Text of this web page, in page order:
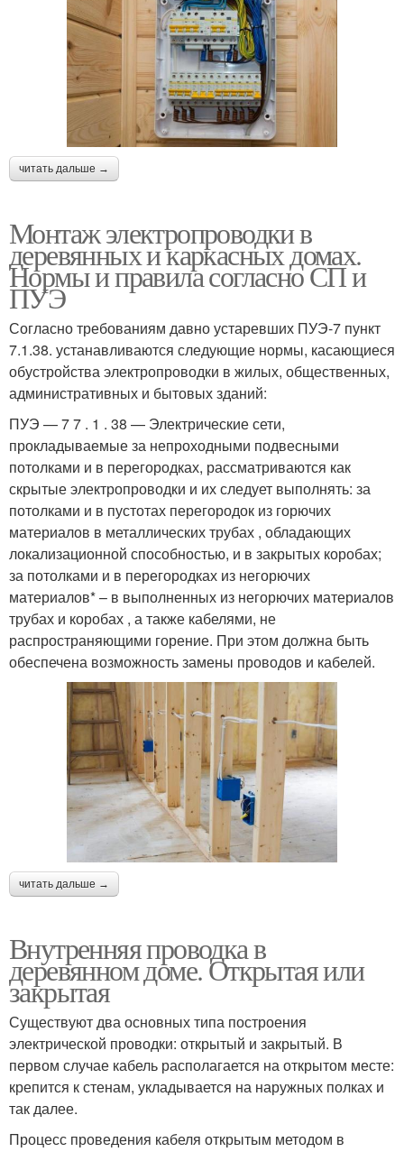
читать дальше →
Монтаж электропроводки в
деревянных и каркасных домах.
Нормы и правила согласно СП и
ПУЭ
Согласно требованиям давно устаревших ПУЭ-7 пункт
7.1.38. устанавливаются следующие нормы, касающиеся
обустройства электропроводки в жилых, общественных,
административных и бытовых зданий:
ПУЭ — 7 7 . 1 . 38 — Электрические сети,
прокладываемые за непроходными подвесными
потолками и в перегородках, рассматриваются как
скрытые электропроводки и их следует выполнять: за
потолками и в пустотах перегородок из горючих
материалов в металлических трубах , обладающих
локализационной способностью, и в закрытых коробах;
за потолками и в перегородках из негорючих
материалов* – в выполненных из негорючих материалов
трубах и коробах , а также кабелями, не
распространяющими горение. При этом должна быть
обеспечена возможность замены проводов и кабелей.
читать дальше →
Внутренняя проводка в
деревянном доме. Открытая или
закрытая
Существуют два основных типа построения
электрической проводки: открытый и закрытый. В
первом случае кабель располагается на открытом месте:
крепится к стенам, укладывается на наружных полках и
так далее.
Процесс проведения кабеля открытым методом в